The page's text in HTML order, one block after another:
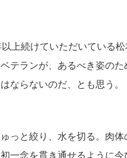
上続けていただいている
テランが、あるべき姿の
ならないのだ、とも思う。
っと絞り、水を切る。肉体
一念を貫き通せるように